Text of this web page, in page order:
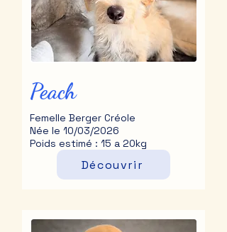
Peach
Femelle Berger Créole
Née le 10/03/2026
Poids estimé : 15 a 20kg
Découvrir